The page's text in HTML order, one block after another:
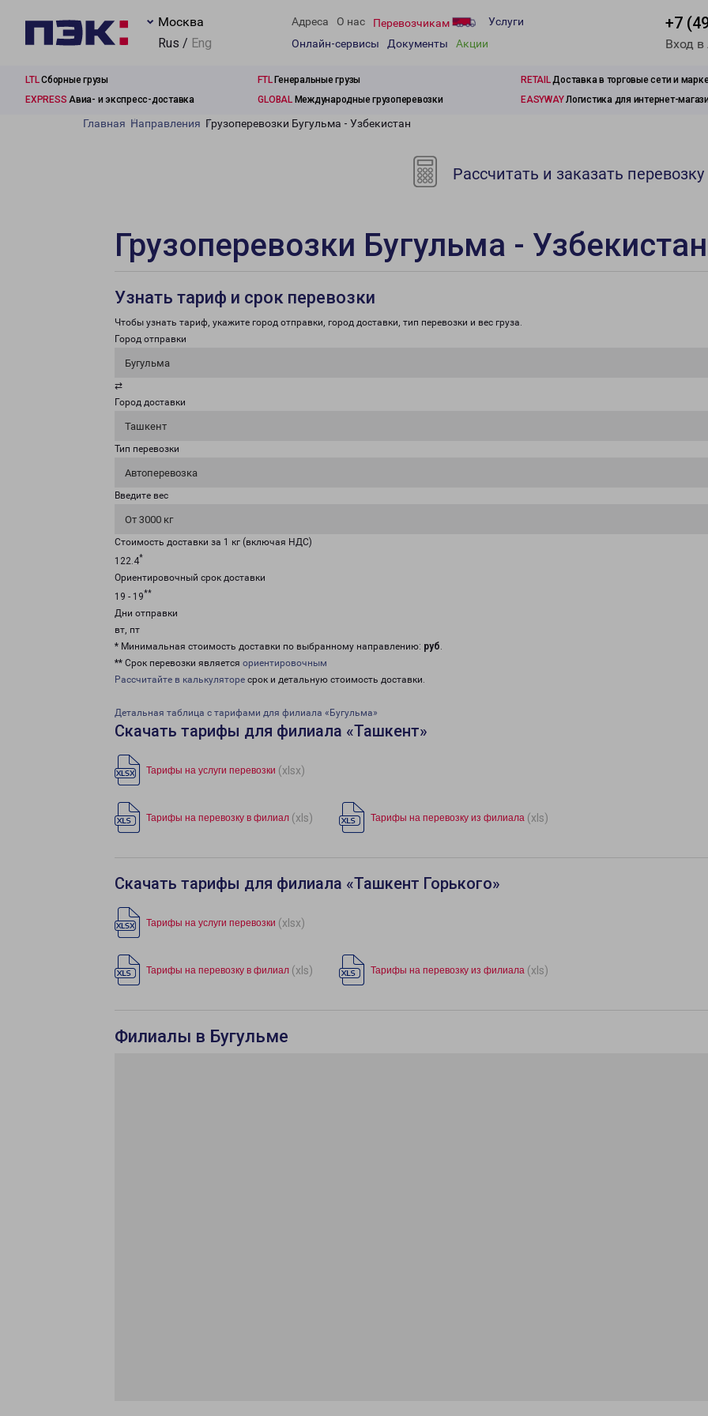
Москва
Rus / Eng
Адреса О нас Перевозчикам
Услуги
Онлайн-сервисы
Документы Акции
+7
Вход
LTLСборные грузы FTLГенеральные грузы RETAILДоставка в торговые сети и
EXPRESS Авиа- и экспресс-доставка GLOBALМеждународные грузоперевозки EASYWAYЛогистика для интернет-
Главная Направления Грузоперевозки Бугульма - Узбекистан
Рассчитать и заказать перевозку
Грузоперевозки Бугульма - Узбекистан
Узнать тариф и срок перевозки
Чтобы узнать тариф, укажите город отправки, город доставки, тип перевозки и вес груза.
Город отправки
Бугульма
⇄
Город доставки
Ташкент
Тип перевозки
Автоперевозка
Введите вес
От 3000 кг
Стоимость доставки за 1 кг (включая НДС)
122.4*
Ориентировочный срок доставки
19 - 19**
Дни отправки
вт, пт
* Минимальная стоимость доставки по выбранному направлению: руб.
** Срок перевозки является ориентировочным
Рассчитайте в калькуляторе срок и детальную стоимость доставки.
Детальная таблица с тарифами для филиала «Бугульма»
Скачать тарифы для филиала «Ташкент»
Тарифы на услуги перевозки (xlsx)
Тарифы на перевозку в филиал (xls) Тарифы на перевозку из филиала (xls)
Скачать тарифы для филиала «Ташкент Горького»
Тарифы на услуги перевозки (xlsx)
Тарифы на перевозку в филиал (xls) Тарифы на перевозку из филиала (xls)
Филиалы в Бугульме